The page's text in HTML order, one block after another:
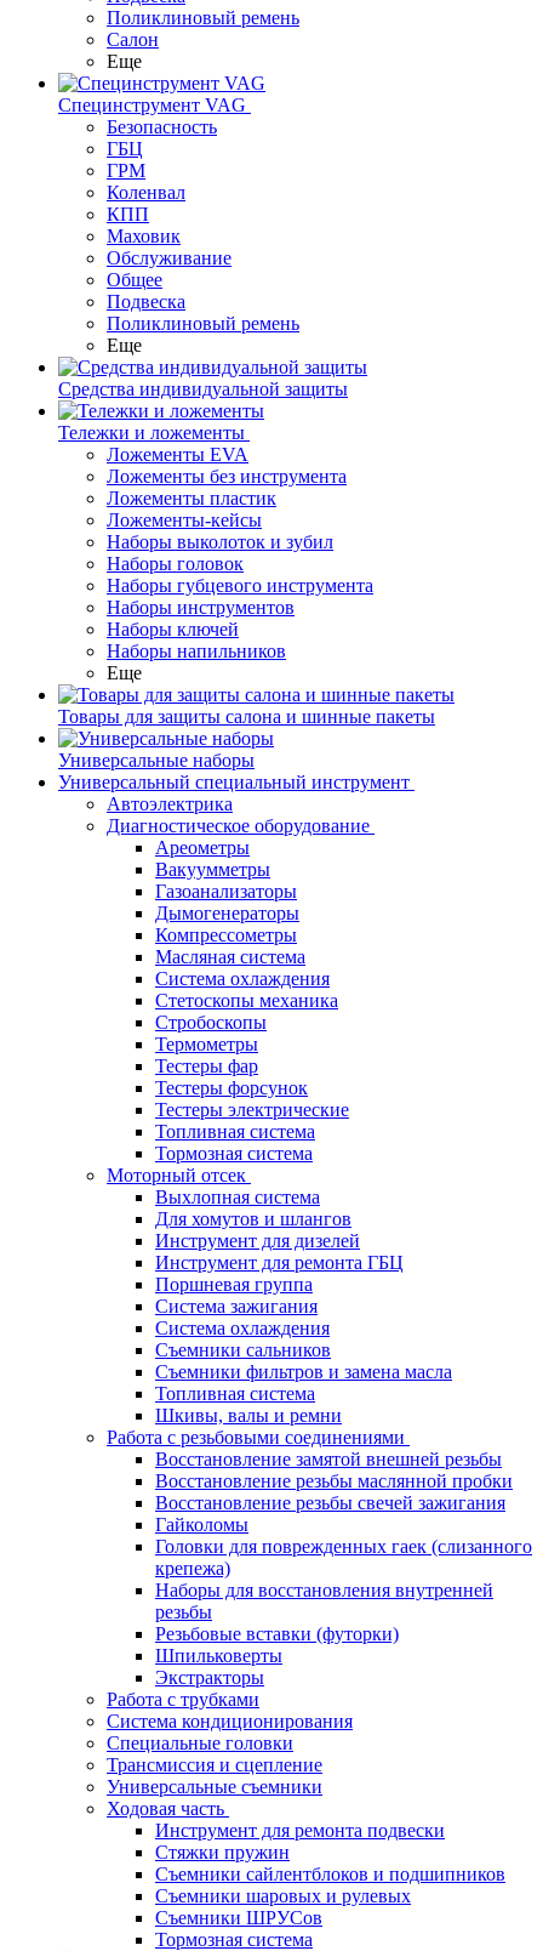
Поликлиновый ремень
Салон
Еще
Специнструмент VAG
Безопасность
ГБЦ
ГРМ
Коленвал
КПП
Маховик
Обслуживание
Общее
Подвеска
Поликлиновый ремень
Еще
Средства индивидуальной защиты
Тележки и ложементы
Ложементы EVA
Ложементы без инструмента
Ложементы пластик
Ложементы-кейсы
Наборы выколоток и зубил
Наборы головок
Наборы губцевого инструмента
Наборы инструментов
Наборы ключей
Наборы напильников
Еще
Товары для защиты салона и шинные пакеты
Универсальные наборы
Универсальный специальный инструмент
Автоэлектрика
Диагностическое оборудование
Ареометры
Вакуумметры
Газоанализаторы
Дымогенераторы
Компрессометры
Масляная система
Система охлаждения
Стетоскопы механика
Стробоскопы
Термометры
Тестеры фар
Тестеры форсунок
Тестеры электрические
Топливная система
Тормозная система
Моторный отсек
Выхлопная система
Для хомутов и шлангов
Инструмент для дизелей
Инструмент для ремонта ГБЦ
Поршневая группа
Система зажигания
Система охлаждения
Съемники сальников
Съемники фильтров и замена масла
Топливная система
Шкивы, валы и ремни
Работа с резьбовыми соединениями
Восстановление замятой внешней резьбы
Восстановление резьбы маслянной пробки
Восстановление резьбы свечей зажигания
Гайколомы
Головки для поврежденных гаек (слизанного
крепежа)
Наборы для восстановления внутренней
резьбы
Резьбовые вставки (футорки)
Шпильковерты
Экстракторы
Работа с трубками
Система кондиционирования
Специальные головки
Трансмиссия и сцепление
Универсальные съемники
Ходовая часть
Инструмент для ремонта подвески
Стяжки пружин
Съемники сайлентблоков и подшипников
Съемники шаровых и рулевых
Съемники ШРУСов
Тормозная система